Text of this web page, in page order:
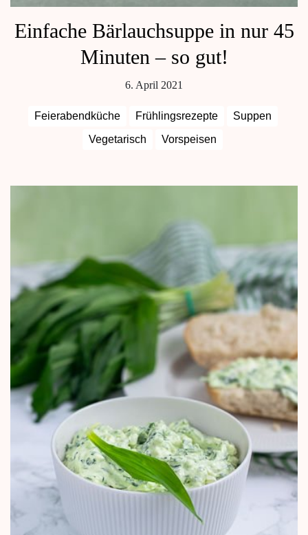
Einfache Bärlauchsuppe in nur 45
Minuten – so gut!
6. April 2021
Feierabendküche Frühlingsrezepte
Suppen
Vegetarisch
Vorspeisen